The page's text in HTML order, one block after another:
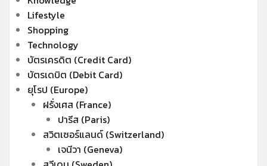
Lifestyle
Shopping
Technology
บัตรเครดิต (Credit Card)
บัตรเดบิต (Debit Card)
ยุโรป (Europe)
ฝรั่งเศส (France)
ปารีส (Paris)
สวิตเซอร์แลนด์ (Switzerland)
เจนีวา (Geneva)